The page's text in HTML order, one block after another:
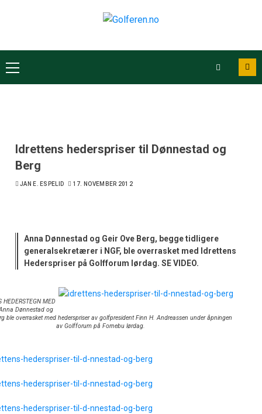
Idrettens hederspriser til Dønnestad og
Berg
JAN E. ESPELID 17. NOVEMBER 2012
Anna Dønnestad og Geir Ove Berg, begge tidligere
generalsekretærer i NGF, ble overrasket med Idrettens
Hederspriser på Golfforum lørdag. SE VIDEO.
HEDERSTEGN MED
Dønnestad og
ble overrasket med hederspriser av golfpresident Finn H. Andreassen under åpningen
av Golfforum på Fornebu lørdag.